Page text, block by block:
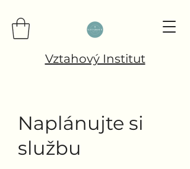
Vztahový Institut
Naplánujte si
službu